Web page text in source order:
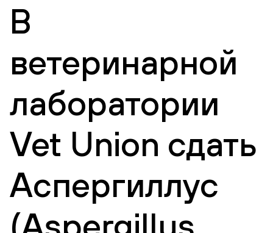
В
ветеринарной
лаборатории
Vet Union сдать
Аспергиллус